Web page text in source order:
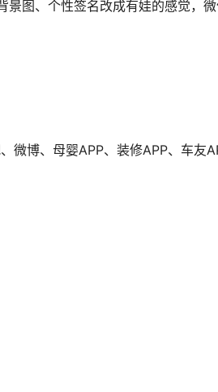
景图、个性签名改成有娃的感觉，
微博、母婴APP、装修APP、车友